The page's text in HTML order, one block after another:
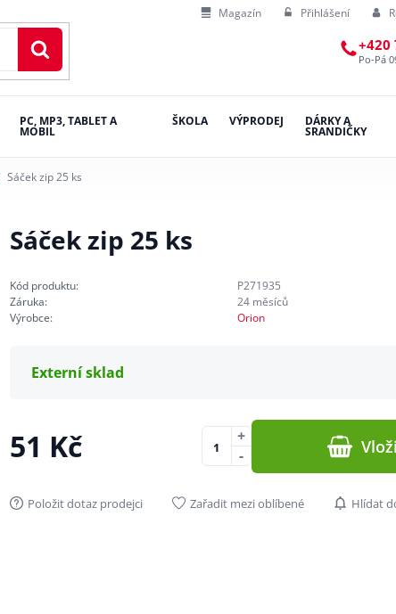
Magazín Přihlášení
+420
Po-Pá
PC, MP3, TABLET A
MOBIL
ŠKOLA VÝPRODEJ DÁRKY A
SRANDIČKY
Sáček zip 25 ks
Sáček zip 25 ks
Kód produktu:
P271935
Záruka:
24 měsíců
Výrobce:
Orion
Externí sklad
51 Kč -
+
Položit dotaz prodejci Zařadit mezi oblíbené Hlídat